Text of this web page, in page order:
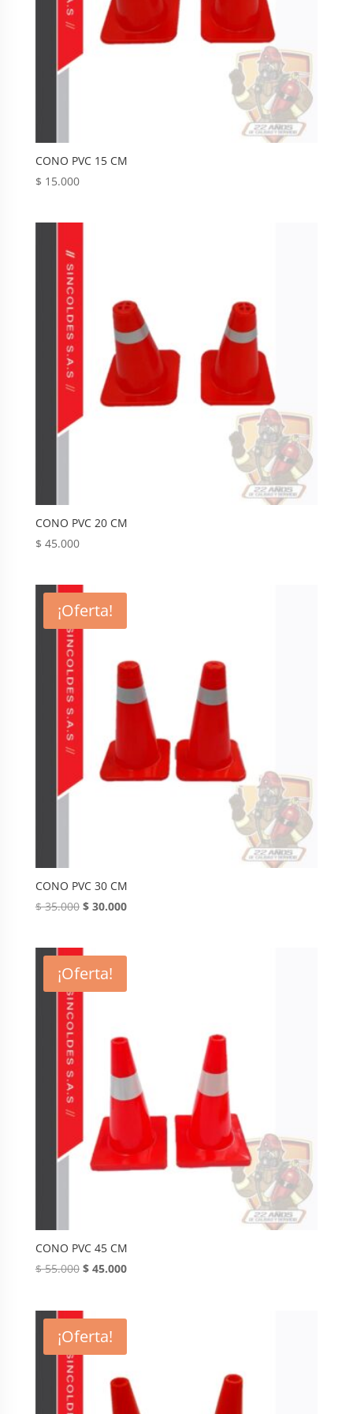
CONO PVC 15 CM
$ 15.000
CONO PVC 20 CM
$ 45.000
¡Oferta!
CONO PVC 30 CM
$35.000 Original
$ 35.000.
$30.000Current
$ 30.000.
¡Oferta!
CONO PVC 45 CM
$55.000 Original
$ 55.000.
$45.000Current
$ 45.000.
¡Oferta!